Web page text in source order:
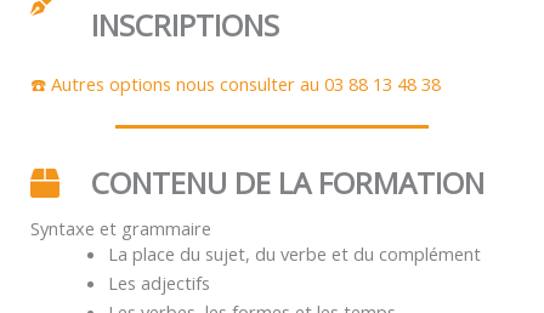
INSCRIPTIONS
☎️ Autres options nous consulter au 03 88 13 48 38
CONTENU DE LA FORMATION
Syntaxe et grammaire
La place du sujet, du verbe et du complément
Les adjectifs